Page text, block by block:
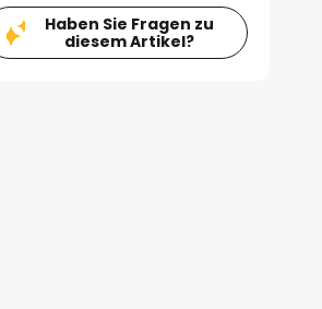
Haben Sie Fragen zu
diesem Artikel?